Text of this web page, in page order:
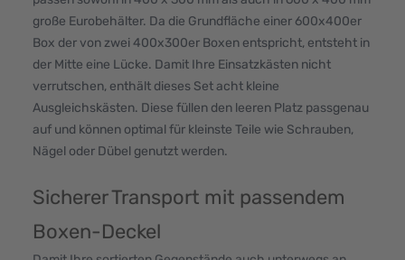
große Eurobehälter. Da die Grundfläche einer 600x400er
Box der von zwei 400x300er Boxen entspricht, entsteht in
der Mitte eine Lücke. Damit Ihre Einsatzkästen nicht
verrutschen, enthält dieses Set acht kleine
Ausgleichskästen. Diese füllen den leeren Platz passgenau
auf und können optimal für kleinste Teile wie Schrauben,
Nägel oder Dübel genutzt werden.
Sicherer Transport mit passendem
Boxen-Deckel